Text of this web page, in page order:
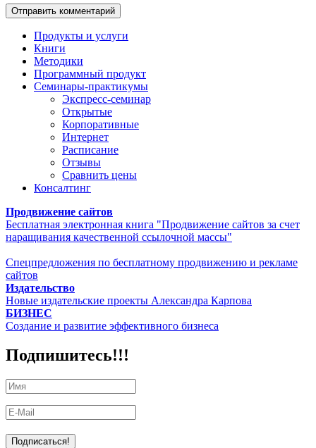
Продукты и услуги
Книги
Методики
Программный продукт
Семинары-практикумы
Экспресс-семинар
Открытые
Корпоративные
Интернет
Расписание
Отзывы
Сравнить цены
Консалтинг
Продвижение сайтов
Бесплатная электронная книга "Продвижение сайтов за счет
наращивания качественной ссылочной массы"
Спецпредложения по бесплатному продвижению и рекламе
сайтов
Издательство
Новые издательские проекты Александра Карпова
БИЗНЕС
Создание и развитие эффективного бизнеса
Подпишитесь!!!